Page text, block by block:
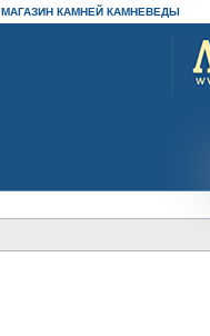
МАГАЗИН КАМНЕЙ КАМНЕВЕДЫ